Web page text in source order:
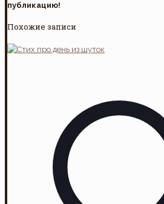
публикацию!
Похожие записи